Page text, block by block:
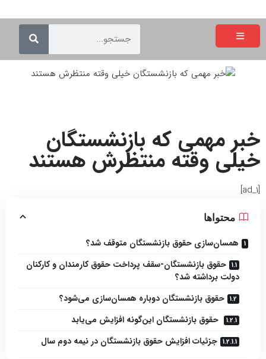
خبر مهمی که بازنشستگان
خیلی وقته منتظرش هستند
[ad_1]
محتواها
همسان‌سازی حقوق بازنشستگان متوقف شد؟
حقوق بازنشستگان-سقف پرداخت حقوق کارمندان و کارکنان
دولت برداشته شد؟
حقوق بازنشستگان دوباره همسان‌سازی می‌شود؟
حقوق بازنشستگان این‌گونه افزایش می‌یابد
جزئیات افزایش حقوق بازنشستگان در نیمه دوم سال